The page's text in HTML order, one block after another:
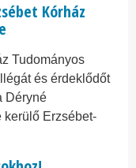
Kórház
Tudományos
és érdeklődőt
Déryné
kerülő Erzsébet-